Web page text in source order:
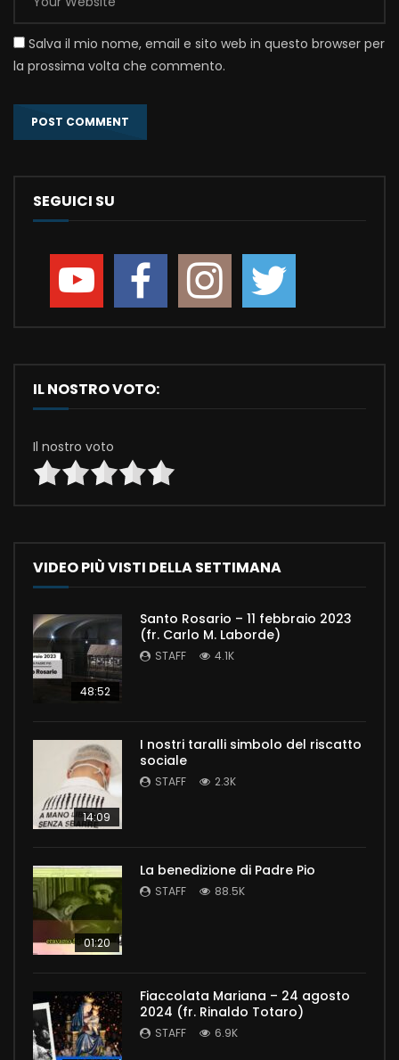
Salva il mio nome, email e sito web in questo browser per
la prossima volta che commento.
SEGUICI SU
IL NOSTRO VOTO:
Il nostro voto
VIDEO PIÙ VISTI DELLA SETTIMANA
48:52
Santo Rosario – 11 febbraio 2023
(fr. Carlo M. Laborde)
STAFF 4.1K
14:09
I nostri taralli simbolo del riscatto
sociale
STAFF 2.3K
01:20
La benedizione di Padre Pio
STAFF 88.5K
Fiaccolata Mariana – 24 agosto
2024 (fr. Rinaldo Totaro)
STAFF 6.9K